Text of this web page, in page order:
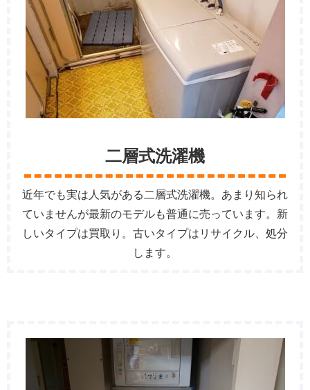
二層式洗濯機
近年でも実は人気がある二層式洗濯機。あまり知られ
ていませんが最新のモデルも普通に売っています。新
しいタイプは買取り。古いタイプはリサイクル、処分
します。